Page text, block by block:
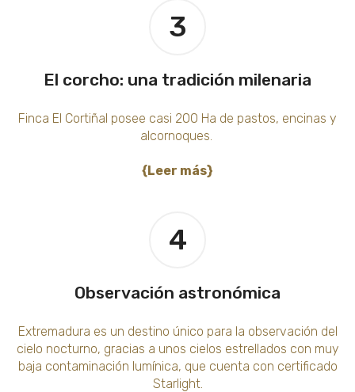
3
El corcho: una tradición milenaria
Finca El Cortiñal posee casi 200 Ha de pastos, encinas y
alcornoques.
{Leer más}
4
Observación astronómica
Extremadura es un destino único para la observación del
cielo nocturno, gracias a unos cielos estrellados con muy
baja contaminación lumínica, que cuenta con certificado
Starlight.